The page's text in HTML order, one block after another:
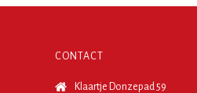
CONTACT
Klaartje Donzepad 59